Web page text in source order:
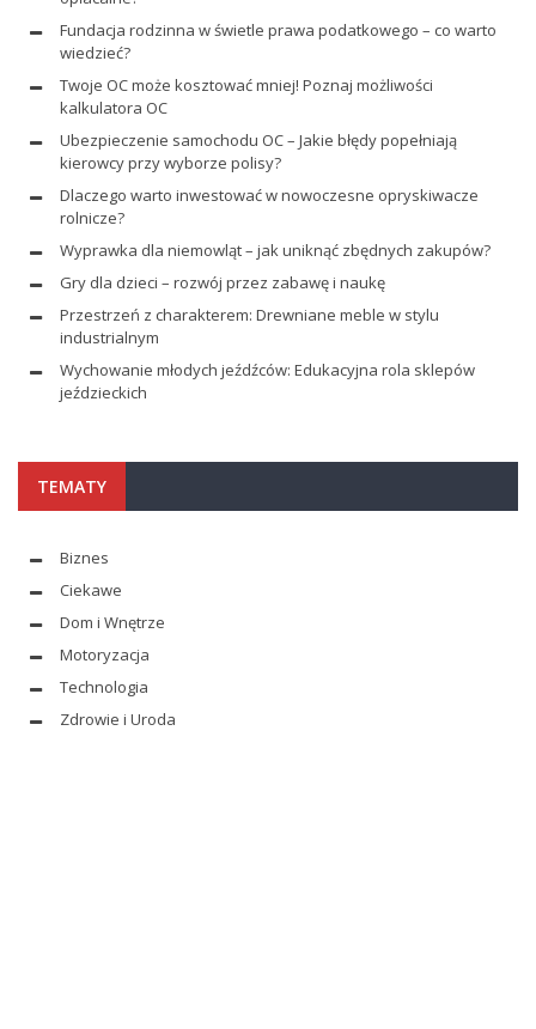
Fundacja rodzinna w świetle prawa podatkowego – co warto
wiedzieć?
Twoje OC może kosztować mniej! Poznaj możliwości
kalkulatora OC
Ubezpieczenie samochodu OC – Jakie błędy popełniają
kierowcy przy wyborze polisy?
Dlaczego warto inwestować w nowoczesne opryskiwacze
rolnicze?
Wyprawka dla niemowląt – jak uniknąć zbędnych zakupów?
Gry dla dzieci – rozwój przez zabawę i naukę
Przestrzeń z charakterem: Drewniane meble w stylu
industrialnym
Wychowanie młodych jeźdźców: Edukacyjna rola sklepów
jeździeckich
TEMATY
Biznes
Ciekawe
Dom i Wnętrze
Motoryzacja
Technologia
Zdrowie i Uroda